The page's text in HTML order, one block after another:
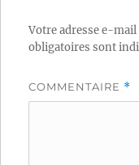
Votre adresse e-mail
obligatoires sont
COMMENTAIRE *